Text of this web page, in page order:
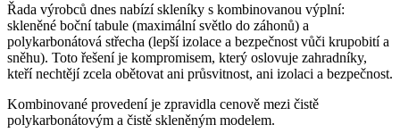
Řada výrobců dnes nabízí skleníky s kombinovanou výplní:
skleněné boční tabule (maximální světlo do záhonů) a
polykarbonátová střecha (lepší izolace a bezpečnost vůči krupobití a
sněhu). Toto řešení je kompromisem, který oslovuje zahradníky,
kteří nechtějí zcela obětovat ani průsvitnost, ani izolaci a bezpečnost.
Kombinované provedení je zpravidla cenově mezi čistě
polykarbonátovým a čistě skleněným modelem.